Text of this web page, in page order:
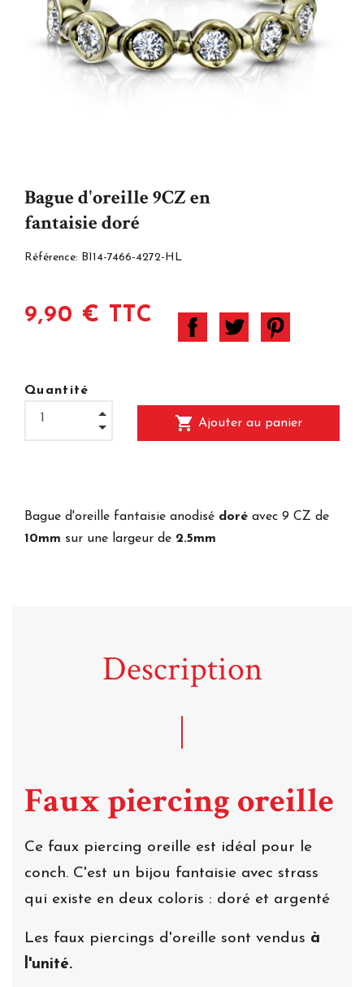
Bague d'oreille 9CZ en
fantaisie doré
Référence: BI14-7466-4272-HL
9,90 € TTC
Quantité
shopping_cart Ajouter au panier
Bague d'oreille fantaisie anodisé doré avec 9 CZ de
10mm sur une largeur de 2.5mm
Description
Faux piercing oreille
Ce faux piercing oreille est idéal pour le
conch. C'est un bijou fantaisie avec strass
qui existe en deux coloris : doré et argenté
Les faux piercings d'oreille sont vendus à
l'unité.